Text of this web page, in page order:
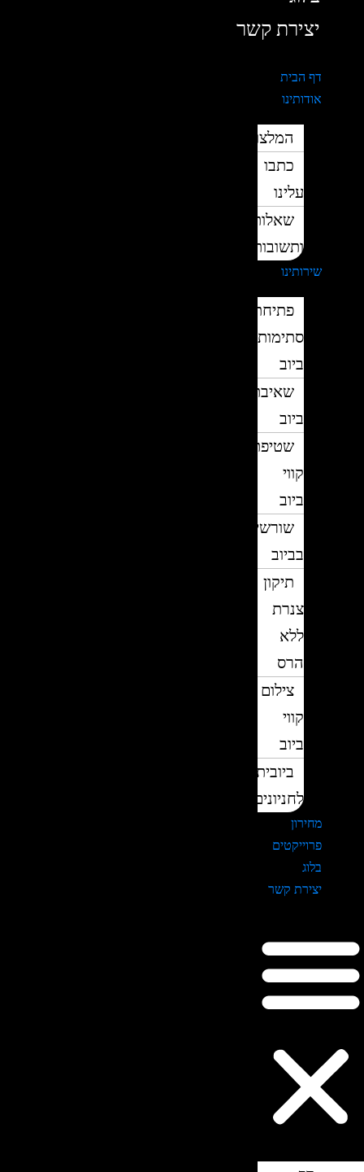
יצירת קשר
דף הבית
אודותינו
המלצות
כתבו
עלינו
שאלות
ותשובות
שירותינו
פתיחת
סתימות
ביוב
שאיבת
ביוב
שטיפת
קווי
ביוב
שורשים
בביוב
תיקון
צנרת
ללא
הרס
צילום
קווי
ביוב
ביובית
לחניונים
מחירון
פרוייקטים
בלוג
יצירת קשר